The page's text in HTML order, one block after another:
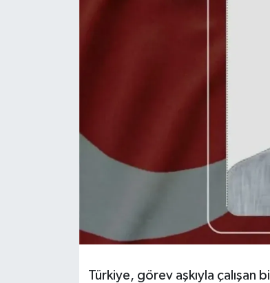
Türkiye, görev aşkıyla çalışan
MAGAZİN
RESMİ İLANLAR